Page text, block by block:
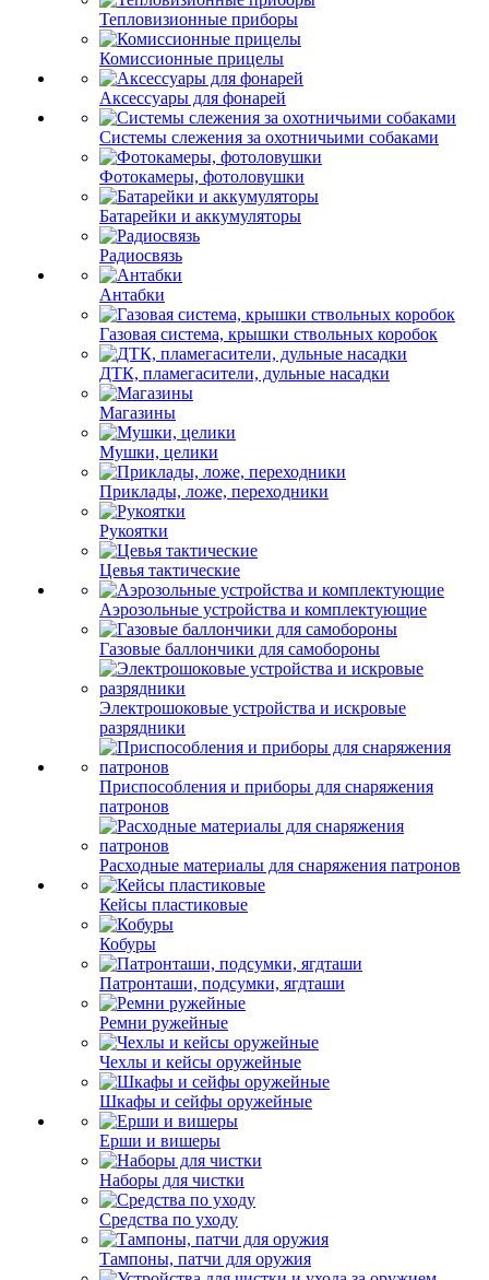
Тепловизионные приборы
Комиссионные прицелы
Аксессуары для фонарей
Системы слежения за охотничьими собаками
Фотокамеры, фотоловушки
Батарейки и аккумуляторы
Радиосвязь
Антабки
Газовая система, крышки ствольных коробок
ДТК, пламегасители, дульные насадки
Магазины
Мушки, целики
Приклады, ложе, переходники
Рукоятки
Цевья тактические
Аэрозольные устройства и комплектующие
Газовые баллончики для самобороны
Электрошоковые устройства и искровые
разрядники
Приспособления и приборы для снаряжения
патронов
Расходные материалы для снаряжения патронов
Кейсы пластиковые
Кобуры
Патронташи, подсумки, ягдташи
Ремни ружейные
Чехлы и кейсы оружейные
Шкафы и сейфы оружейные
Ерши и вишеры
Наборы для чистки
Средства по уходу
Тампоны, патчи для оружия